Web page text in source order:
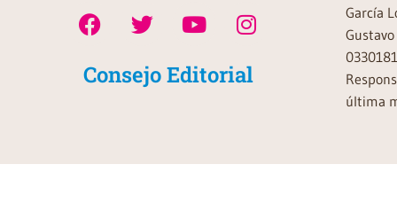
Consejo Editorial
García
última